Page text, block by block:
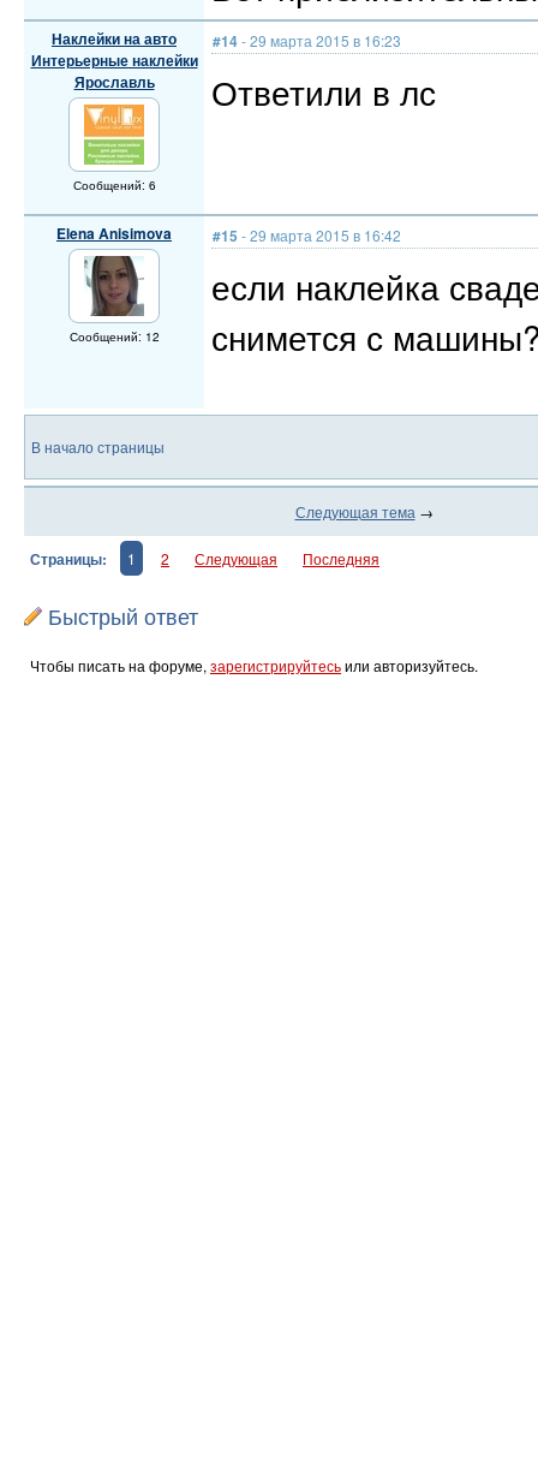
Наклейки на авто
Интерьерные наклейки
Ярославль
Сообщений: 6
#14- 29 марта 2015 в 16:23
Ответили в лс
Elena Anisimova
Сообщений: 12
#15 - 29 марта 2015 в 16:42
если наклейка
снимется с
В начало страницы
Следующая тема →
Страницы: 1 2 Следующая Последняя
Быстрый ответ
Чтобы писать на форуме, зарегистрируйтесьили авторизуйтесь.